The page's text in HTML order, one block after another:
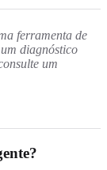
ferramenta de
diagnóstico
um